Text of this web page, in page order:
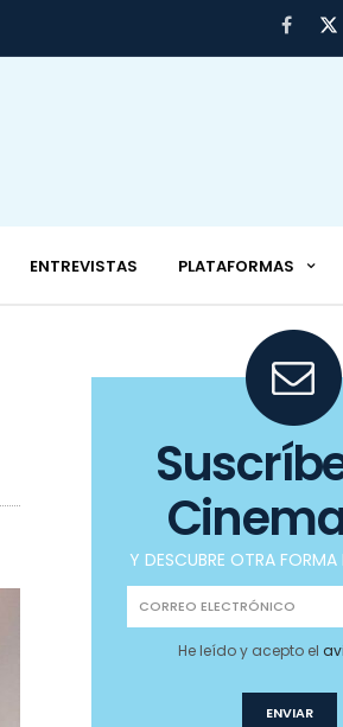
ENTREVISTAS PLATAFORMAS
Y DESCUBRE OTRA FORMA
He leído y acepto el